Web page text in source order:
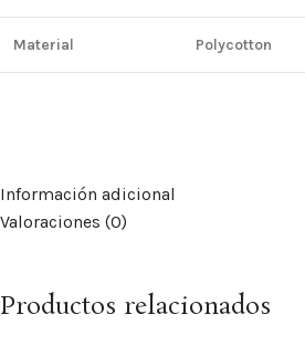
Material Polycotton
Información adicional
Valoraciones (0)
Productos relacionados